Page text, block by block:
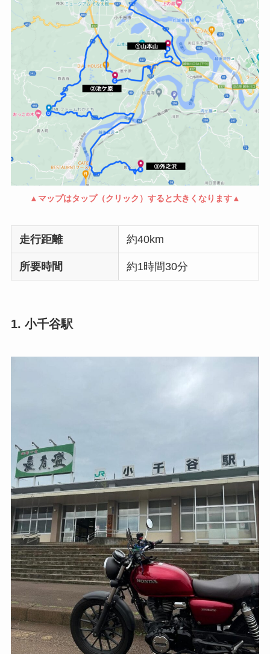
▲マップはタップ（クリック）すると大きくなります▲
走行距離 約40km
所要時間 約1時間30分
1. 小千谷駅